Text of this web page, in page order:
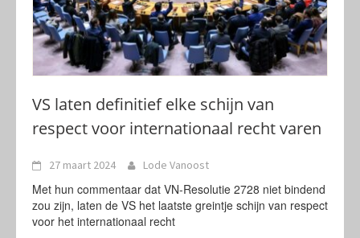
VS laten definitief elke schijn van
respect voor internationaal recht varen
27 maart 2024 Lode Vanoost
Met hun commentaar dat VN-Resolutie 2728 niet bindend
zou zijn, laten de VS het laatste greintje schijn van respect
voor het internationaal recht